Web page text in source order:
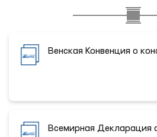
Венская Конвенция о
Всемирная Декларация